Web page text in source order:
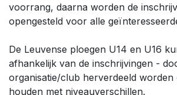
voorrang, daarna worden de
opengesteld voor alle
De Leuvense ploegen U14 en U16
afhankelijk van de inschrijvingen -
organisatie/club herverdeeld worden
houden met niveauverschillen.